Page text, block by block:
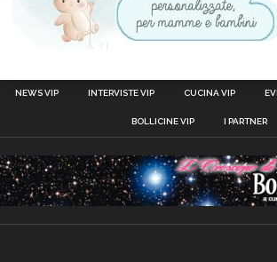
NEWS VIP INTERVISTE VIP CUCINA VIP
BOLLICINE VIP I PARTNER